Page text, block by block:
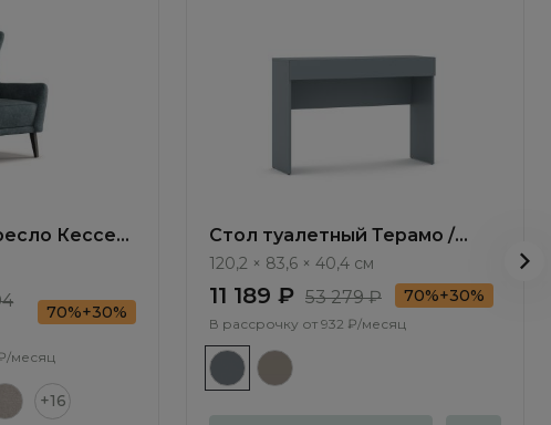
Кессел
70%+30%
месяц
+16
Стол туалетный Терамо /
Teramo TA030.1
120,2 × 83,6 × 40,4 см
11 189 ₽ 53 279 ₽ 70%+30%
В рассрочку от 932 ₽/месяц